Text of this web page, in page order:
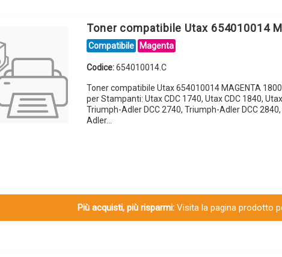
Toner compatibile Utax 654010014
Compatibile Magenta
Codice:654010014.C
Toner compatibile Utax 654010014 MAGENTA
per Stampanti: Utax CDC 1740, Utax CDC 1840,
Triumph-Adler DCC 2740, Triumph-Adler DCC
Adler…
Più acquisti, più risparmi:Visita la pagina prodotto